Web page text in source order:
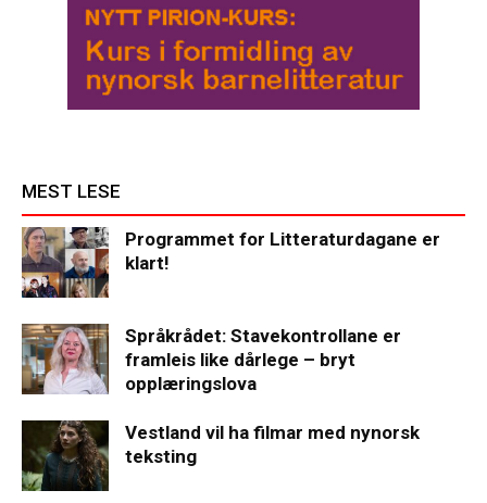
MEST LESE
Programmet for Litteraturdagane er
klart!
Språkrådet: Stavekontrollane er
framleis like dårlege – bryt
opplæringslova
Vestland vil ha filmar med nynorsk
teksting